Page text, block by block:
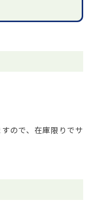
ので、在庫限りでサ